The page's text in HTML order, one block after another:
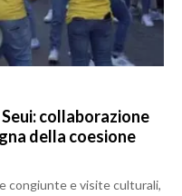
collaborazione
della coesione
congiunte e visite culturali,